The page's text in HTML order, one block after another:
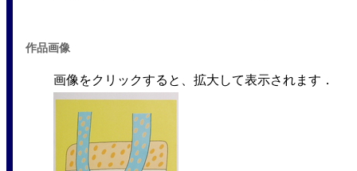
作品画像
画像をクリックすると、拡大して表示されます．